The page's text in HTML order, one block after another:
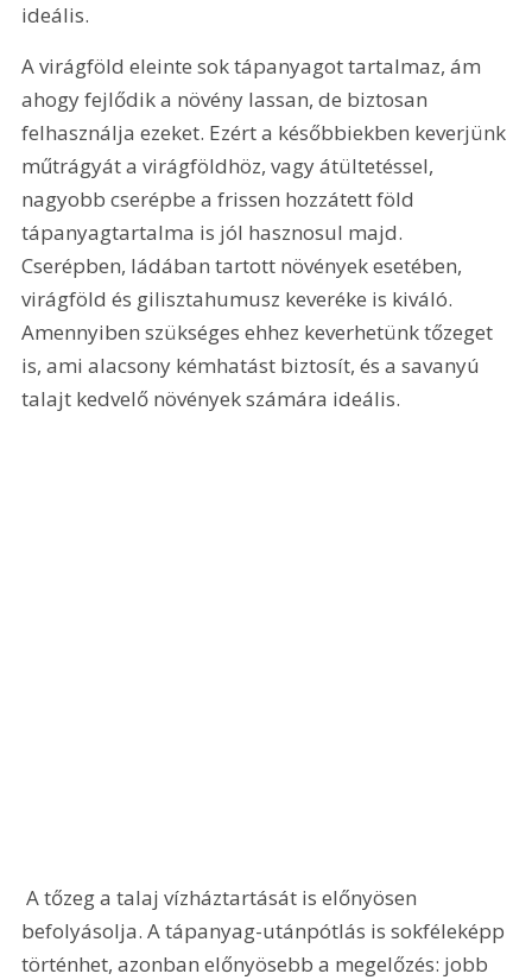
ideális.
A virágföld eleinte sok tápanyagot tartalmaz, ám
ahogy fejlődik a növény lassan, de biztosan
felhasználja ezeket. Ezért a későbbiekben keverjünk
műtrágyát a virágföldhöz, vagy átültetéssel,
nagyobb cserépbe a frissen hozzátett föld
tápanyagtartalma is jól hasznosul majd.
Cserépben, ládában tartott növények esetében,
virágföld és gilisztahumusz keveréke is kiváló.
Amennyiben szükséges ehhez keverhetünk tőzeget
is, ami alacsony kémhatást biztosít, és a savanyú
talajt kedvelő növények számára ideális.
A tőzeg a talaj vízháztartását is előnyösen
befolyásolja. A tápanyag-utánpótlás is sokféleképp
történhet, azonban előnyösebb a megelőzés: jobb